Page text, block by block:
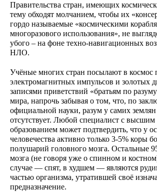
Правительства стран, имеющих
тему обходят молчанием, чтобы их
гордо называемые «космическими
многоразового использования», не
убого – на фоне техно-навигационных
НЛО.
Учёные многих стран посылают в космос
электромагнитных импульсов и золотых
записями приветствий «братьям по
мира, напрочь забывая о том, что, по
официальной науки, разум у самих
отсутствует. Любой специалист с
образованием может подтвердить, что у
человечества активно только 3-5% коры
полушарий головного мозга. Остальные
мозга (не говоря уже о спинном и
случае — спят, в худшем — являются
частью организма, утратившей своё
предназначение.